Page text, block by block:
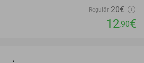
Regulär 20€
12,90€